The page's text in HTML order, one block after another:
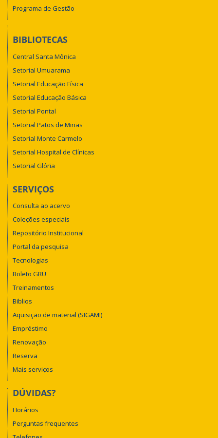
Programa de Gestão
BIBLIOTECAS
Central Santa Mônica
Setorial Umuarama
Setorial Educação Física
Setorial Educação Básica
Setorial Pontal
Setorial Patos de Minas
Setorial Monte Carmelo
Setorial Hospital de Clínicas
Setorial Glória
SERVIÇOS
Consulta ao acervo
Coleções especiais
Repositório Institucional
Portal da pesquisa
Tecnologias
Boleto GRU
Treinamentos
Biblios
Aquisição de material (SIGAMI)
Empréstimo
Renovação
Reserva
Mais serviços
DÚVIDAS?
Horários
Perguntas frequentes